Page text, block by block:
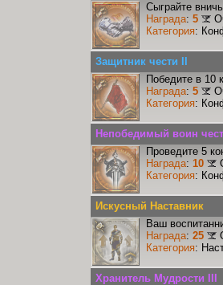
Сыграйте
Награда: 5
Категория:
Защитник чести II
Победите в 10
Награда: 5
Категория:
Непобедимый воин
Проведите 5
Награда: 10
Категория:
Искусный Наставник
Ваш
Награда: 25
Категория:
Хранитель Мудрости III